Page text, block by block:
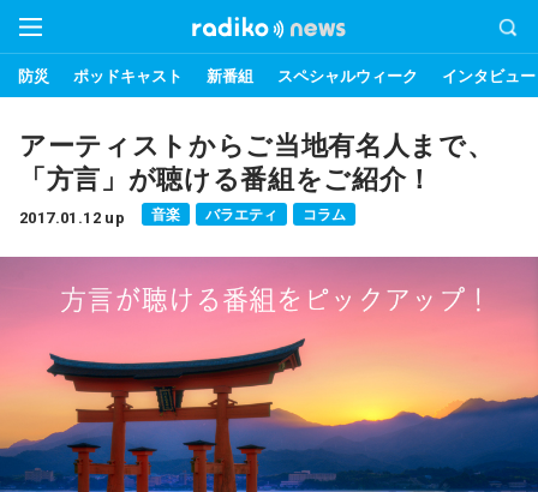
防災 ポッドキャスト 新番組 スペシャルウィーク インタビュー
アーティストからご当地有名人まで、
「方言」が聴ける番組をご紹介！
2017.01.12 up 音楽 バラエティ コラム